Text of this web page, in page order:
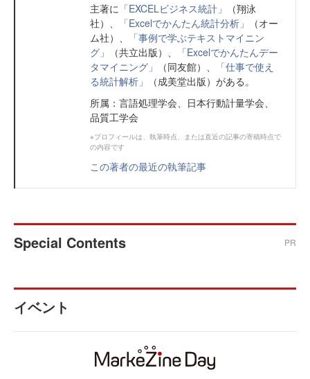
主著に 「EXCELビジネス統計」
（翔泳
社）、
「Excelでかんたん統計分析」
（オー
ム社）、
「事例で学ぶテキストマイニン
グ」
（共立出版）、
「Excelでかんたんデー
タマイニング」
（同友館）、
「仕事で使え
る統計解析」
（成美堂出版）がある。
所属：言語処理学会、日本行動計量学会、
品質工学会
※プロフィールは、執筆時点、または直近の記事の寄稿時点で
の内容です
この著者の最近の執筆記事
Special Contents PR
イベント